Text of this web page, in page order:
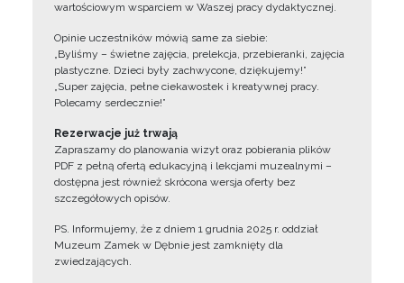
wartościowym wsparciem w Waszej pracy dydaktycznej.
Opinie uczestników mówią same za siebie:
„Byliśmy – świetne zajęcia, prelekcja, przebieranki, zajęcia
plastyczne. Dzieci były zachwycone, dziękujemy!”
„Super zajęcia, pełne ciekawostek i kreatywnej pracy.
Polecamy serdecznie!”
Rezerwacje już trwają
Zapraszamy do planowania wizyt oraz pobierania plików
PDF z pełną ofertą edukacyjną i lekcjami muzealnymi –
dostępna jest również skrócona wersja oferty bez
szczegółowych opisów.
PS. Informujemy, że z dniem 1 grudnia 2025 r. oddział
Muzeum Zamek w Dębnie jest zamknięty dla
zwiedzających.